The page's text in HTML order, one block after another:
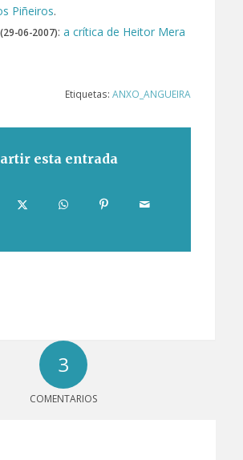
Piñeiros.
06-2007): a crítica de Heitor Mera
Etiquetas:ANXO_ANGUEIRA
esta entrada
3
COMENTARIOS